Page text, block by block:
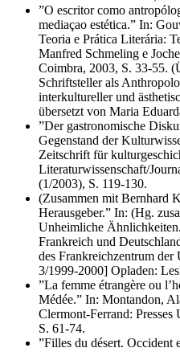
”O escritor como
mediaçao estética.” In:
Teoria e Prática Literária:
Manfred Schmeling e
Coimbra, 2003, S. 33-55.
Schriftsteller als
interkultureller und
übersetzt von Maria
”Der gastronomische
Gegenstand der
Zeitschrift für
Literaturwissenschaft/
(1/2003), S. 119-130.
(Zusammen mit Bernhard
Herausgeber.” In: (Hg.
Unheimliche
Frankreich und
des Frankreichzentrum der
3/1999-2000] Opladen:
”La femme étrangère ou
Médée.” In: Montandon,
Clermont-Ferrand: Presses
S. 61-74.
”Filles du désert. Occident